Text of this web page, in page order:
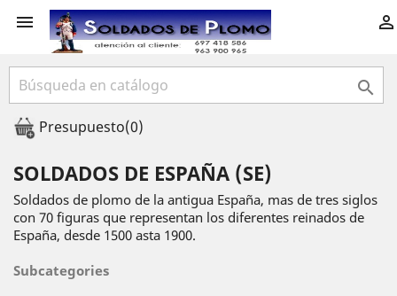
 

Presupuesto(0)
SOLDADOS DE ESPAÑA (SE)
Soldados de plomo de la antigua España, mas de tres siglos
con 70 figuras que representan los diferentes reinados de
España, desde 1500 asta 1900.
Subcategories